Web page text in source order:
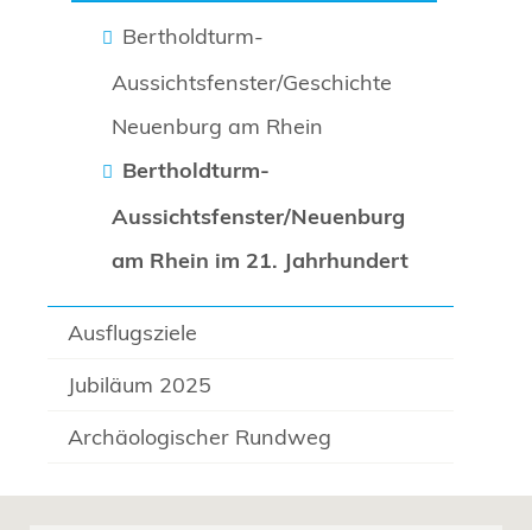
Bertholdturm-
Aussichtsfenster/Geschichte
Neuenburg am Rhein
Bertholdturm-
Aussichtsfenster/Neuenburg
am Rhein im 21. Jahrhundert
Ausflugsziele
Jubiläum 2025
Archäologischer Rundweg